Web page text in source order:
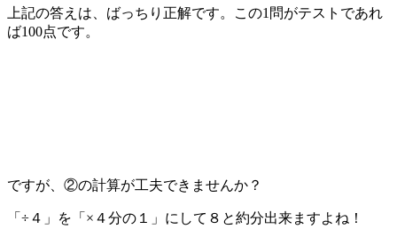
上記の答えは、ばっちり正解です。この1問がテストであれ
ば100点です。
ですが、②の計算が工夫できませんか？
「÷４」を「×４分の１」にして８と約分出来ますよね！